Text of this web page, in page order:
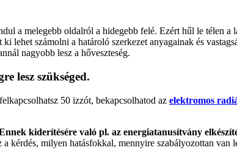
a melegebb oldalról a hidegebb felé. Ezért hűl le télen
lehet számolni a határoló szerkezet anyagainak és
nagyobb lesz a hőveszteség.
lesz szükséged.
50 izzót, bekapcsolhatod az elektromos
kiderítésére való pl. az energiatanusítvány
kérdés, milyen hatásfokkal, mennyire szabályozottan van